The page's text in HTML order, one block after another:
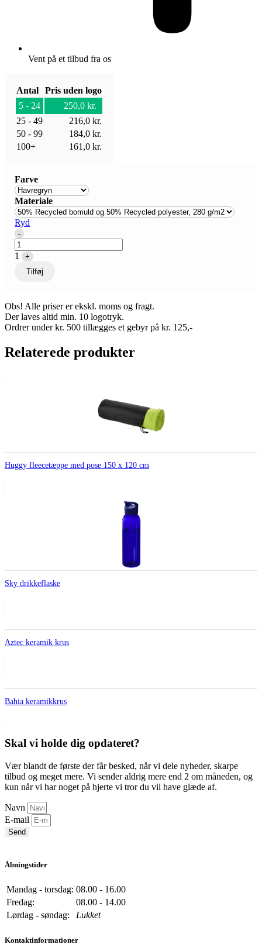
Vent på et tilbud fra os
Antal
Pris uden logo
5 - 24
250,0 kr.
25 - 49
216,0 kr.
50 - 99
184,0 kr.
100+
161,0 kr.
Farve
Materiale
Ryd
Quantity
-
1
+
Tilføj
Obs! Alle priser er ekskl. moms og fragt.
Der laves altid min. 10 logotryk.
Ordrer under kr. 500 tillægges et gebyr på kr. 125,-
Relaterede produkter
Huggy fleecetæppe med pose 150 x 120 cm
Sky drikkeflaske
Aztec keramik krus
Bahia keramikkrus
Skal vi holde dig opdateret?
Vær blandt de første der får besked, når vi dele nyheder, skarpe
tilbud og meget mere. Vi sender aldrig mere end 2 om måneden, og
kun når vi har noget på hjerte vi tror du vil have glæde af.
Navn
E-mail
Send
Åbningstider
Mandag - torsdag: 08.00 - 16.00
Fredag:
08.00 - 14.00
Lørdag - søndag:
Lukket
Kontaktinformationer